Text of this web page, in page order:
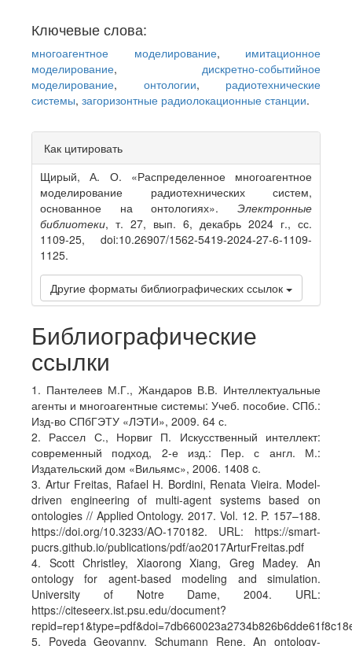
Ключевые слова:
многоагентное моделирование, имитационное
моделирование, дискретно-событийное
моделирование, онтологии, радиотехнические
системы, загоризонтные радиолокационные станции.
Article
Details
Как цитировать
Щирый, А. О. «Распределенное многоагентное
моделирование радиотехнических систем,
основанное на онтологиях». Электронные
библиотеки, т. 27, вып. 6, декабрь 2024 г., сс.
1109-25, doi:10.26907/1562-5419-2024-27-6-1109-
1125.
Другие форматы библиографических ссылок
Библиографические
ссылки
1. Пантелеев М.Г., Жандаров В.В. Интеллектуальные
агенты и многоагентные системы: Учеб. пособие. СПб.:
Изд-во СПбГЭТУ «ЛЭТИ», 2009. 64 с.
2. Рассел С., Норвиг П. Искусственный интеллект:
современный подход, 2-е изд.: Пер. с англ. М.:
Издательский дом «Вильямс», 2006. 1408 c.
3. Artur Freitas, Rafael H. Bordini, Renata Vieira. Model-
driven engineering of multi-agent systems based on
ontologies // Applied Ontology. 2017. Vol. 12. P. 157–188.
https://doi.org/10.3233/AO-170182. URL: https://smart-
pucrs.github.io/publications/pdf/ao2017ArturFreitas.pdf
4. Scott Christley, Xiaorong Xiang, Greg Madey. An
ontology for agent-based modeling and simulation.
University of Notre Dame, 2004. URL:
https://citeseerx.ist.psu.edu/document?
5. Poveda Geovanny, Schumann Rene. An ontology-